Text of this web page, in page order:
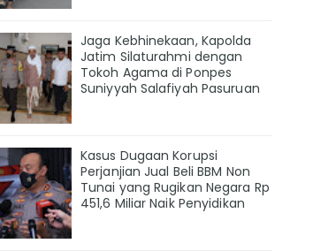
Jaga Kebhinekaan, Kapolda
Jatim Silaturahmi dengan
Tokoh Agama di Ponpes
Suniyyah Salafiyah Pasuruan
Kasus Dugaan Korupsi
Perjanjian Jual Beli BBM Non
Tunai yang Rugikan Negara Rp
451,6 Miliar Naik Penyidikan